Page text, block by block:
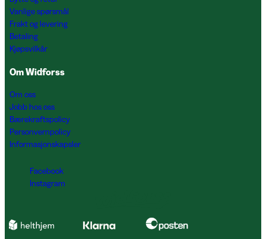
Vanlige spørsmål
Frakt og levering
Betaling
Kjøpsvilkår
Om Widforss
Om oss
Jobb hos oss
Bærekraftspolicy
Personvernpolicy
Informasjonskapsler
Facebook
Instagram